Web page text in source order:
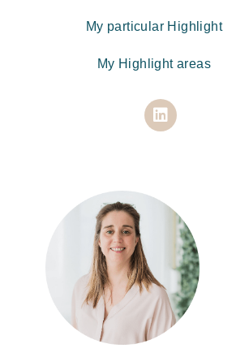
My particular Highlight
My Highlight areas